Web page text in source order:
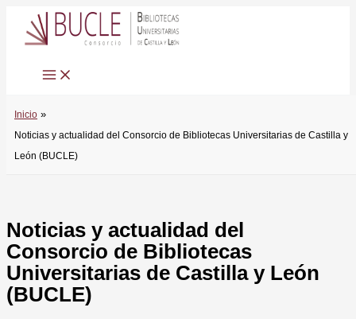
Inicio
Noticias y actualidad del Consorcio de Bibliotecas Universitarias de Castilla y
León (BUCLE)
Noticias y actualidad del
Consorcio de Bibliotecas
Universitarias de Castilla y León
(BUCLE)